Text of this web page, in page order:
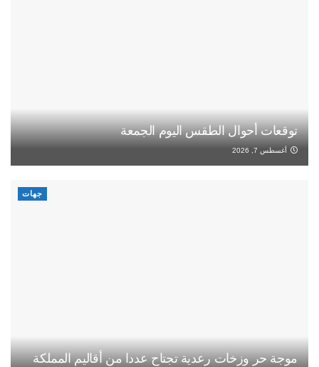
توقعات أحوال الطقس اليوم الجمعة
أغسطس 7, 2026
جهات
موجة حر وزخات رعدية تجتاح عددا من أقاليم المملكة